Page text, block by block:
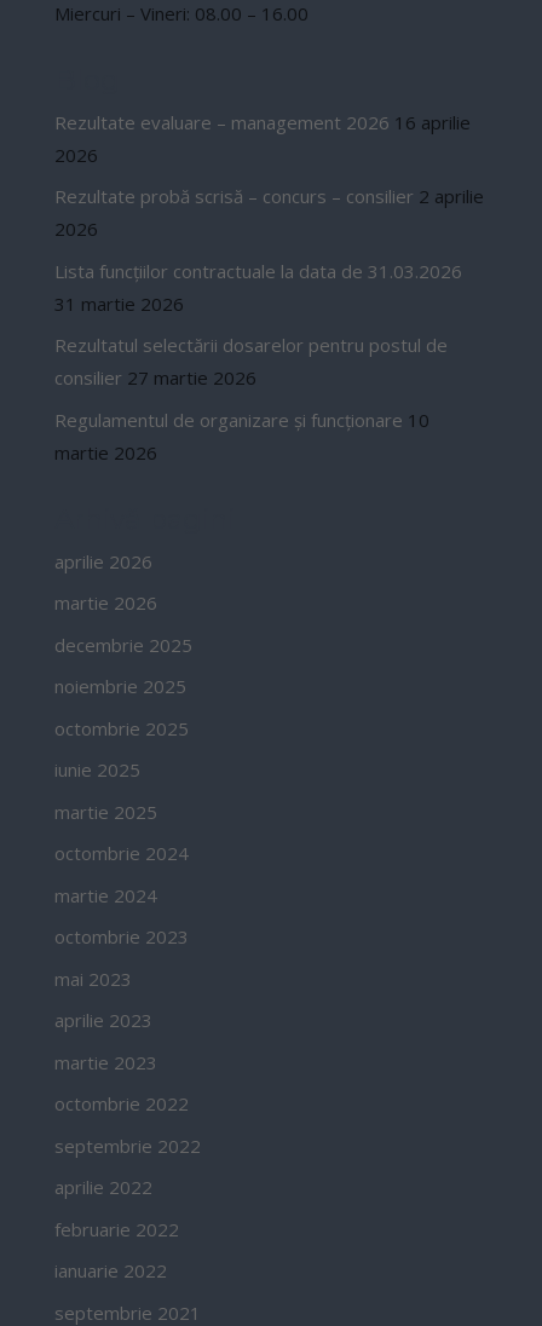
Miercuri – Vineri: 08.00 – 16.00
Rezultate evaluare – management 2026 16 aprilie
2026
Rezultate probă scrisă – concurs – consilier 2 aprilie
2026
Lista funcțiilor contractuale la data de 31.03.2026
31 martie 2026
Rezultatul selectării dosarelor pentru postul de
consilier 27 martie 2026
Regulamentul de organizare și funcționare 10
martie 2026
aprilie 2026
martie 2026
decembrie 2025
noiembrie 2025
octombrie 2025
iunie 2025
martie 2025
octombrie 2024
martie 2024
octombrie 2023
mai 2023
aprilie 2023
martie 2023
octombrie 2022
septembrie 2022
aprilie 2022
februarie 2022
ianuarie 2022
septembrie 2021